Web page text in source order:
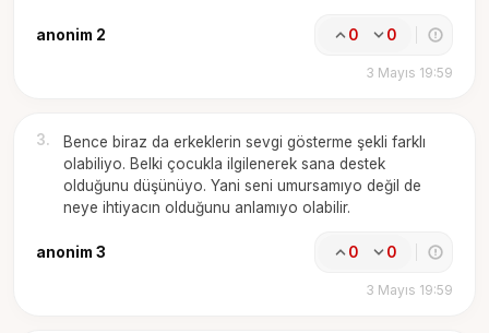
anonim 2 0 0
3 Mayıs 19:59
3.
Bence biraz da erkeklerin sevgi gösterme şekli farklı
olabiliyo. Belki çocukla ilgilenerek sana destek
olduğunu düşünüyo. Yani seni umursamıyo değil de
neye ihtiyacın olduğunu anlamıyo olabilir.
anonim 3 0 0
3 Mayıs 19:59